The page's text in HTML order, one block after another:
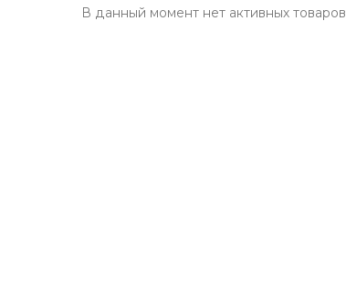
В данный момент нет активных товаров